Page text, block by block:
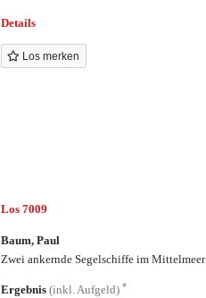
Details
Los merken
Los 7009
Baum, Paul
Zwei ankernde Segelschiffe im Mittelmeer
Ergebnis (inkl. Aufgeld) *